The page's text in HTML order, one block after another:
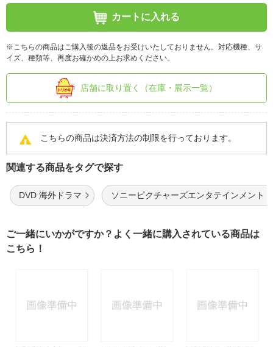
カートに入れる
※こちらの商品はご購入後の返品をお受けいたしておりません。対応機種、サ
イズ、種類等、再度お確かめの上お求めください。
店舗に取り置く（在庫・展示一覧）
こちらの商品は決済方法の制限を行っております。
関連する商品をタグで探す
DVD 海外ドラマ ソニーピクチャーズエンタテインメント
ご一緒にいかがですか？よく一緒に購入されている商品は
こちら！